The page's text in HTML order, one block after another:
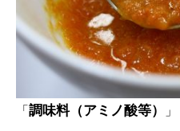
「調味料（アミノ酸等） 」